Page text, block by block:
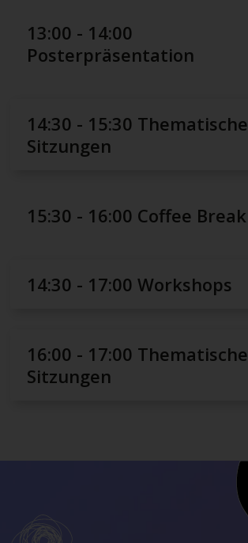
13:00 - 14:00
Posterpräsentation
14:30 - 15:30 Thematische
Sitzungen
15:30 - 16:00 Coffee Break
14:30 - 17:00 Workshops
16:00 - 17:00 Thematische
Sitzungen